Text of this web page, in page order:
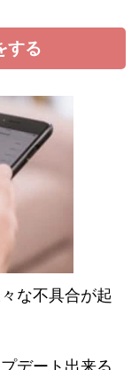
する
な不具合が起
デート出来る